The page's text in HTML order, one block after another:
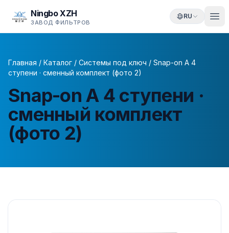
Ningbo XZH
ЗАВОД ФИЛЬТРОВ
RU
Главная / Каталог / Системы под ключ / Snap-on A 4
ступени · сменный комплект (фото 2)
Snap-on A 4 ступени ·
сменный комплект
(фото 2)